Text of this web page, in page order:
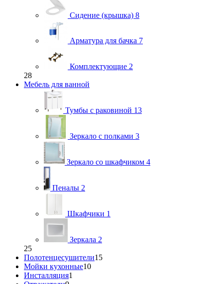
Сидение (крышка) 8
Арматура для бачка 7
Комплектующие 2
28
Мебель для ванной
Тумбы с раковиной 13
Зеркало с полками 3
Зеркало со шкафчиком 4
Пеналы 2
Шкафчики 1
Зеркала 2
25
Полотенцесушители15
Мойки кухонные10
Инсталляция1